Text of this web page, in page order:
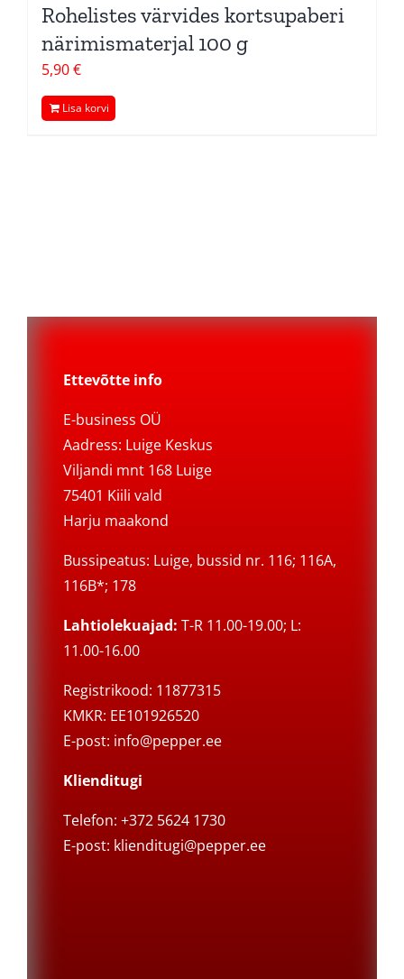
Rohelistes värvides kortsupaberi
närimismaterjal 100 g
5,90€
Lisa korvi
Ettevõtte info
E-business OÜ
Aadress: Luige Keskus
Viljandi mnt 168 Luige
75401 Kiili vald
Harju maakond
Bussipeatus: Luige, bussid nr. 116; 116A,
116B*; 178
Lahtiolekuajad: T-R 11.00-19.00; L:
11.00-16.00
Registrikood: 11877315
KMKR: EE101926520
E-post: info@pepper.ee
Klienditugi
Telefon: +372 5624 1730
E-post: klienditugi@pepper.ee